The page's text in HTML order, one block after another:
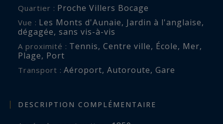
Quartier : Proche Villers Bocage
Vue : Les Monts d'Aunaie, Jardin à l'anglaise,
dégagée, sans vis-à-vis
A proximité : Tennis, Centre ville, École, Mer,
Plage, Port
Transport : Aéroport, Autoroute, Gare
DESCRIPTION COMPLÉMENTAIRE